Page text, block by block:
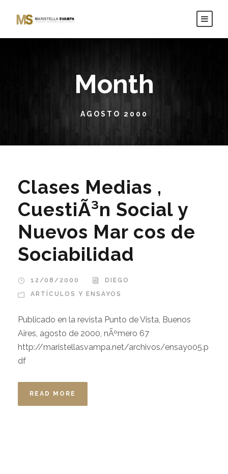
Month
AGOSTO 2000
Clases Medias ,
CuestiÃ³n Social y
Nuevos Mar cos de
Sociabilidad
12/08/2000
DIEGO
ARTÍCULOS Y ENSAYOS
Publicado en la revista Punto de Vista, Buenos
Aires, agosto de 2000, nÃºmero 67
http://maristellasvampa.net/archivos/ensayo05.p
df
READ MORE